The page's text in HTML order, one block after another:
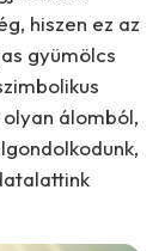
hiszen ez az
gyümölcs
álomból,